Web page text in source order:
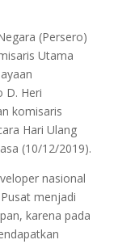
(Persero)
Utama
D. Heri
komisaris
Hari Ulang
(10/12/2019).
nasional
menjadi
karena pada